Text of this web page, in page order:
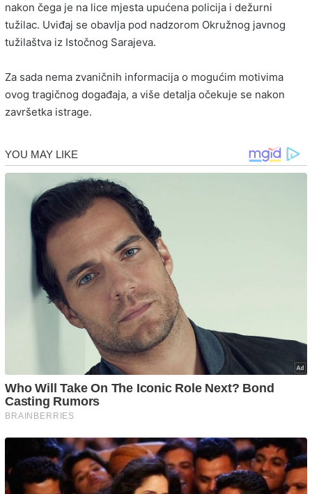
nakon čega je na lice mjesta upućena policija i dežurni
tužilac. Uviđaj se obavlja pod nadzorom Okružnog javnog
tužilaštva iz Istočnog Sarajeva.
Za sada nema zvaničnih informacija o mogućim motivima
ovog tragičnog događaja, a više detalja očekuje se nakon
završetka istrage.